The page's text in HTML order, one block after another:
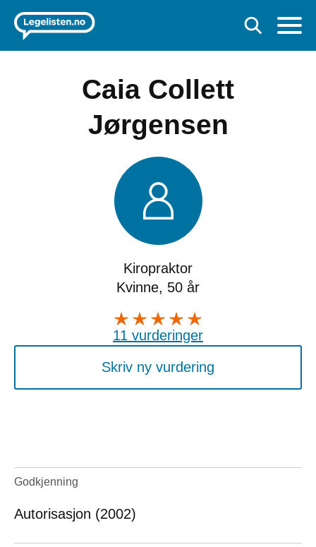
Caia Collett
Jørgensen
Kiropraktor
Kvinne, 50 år
11 vurderinger
Skriv ny vurdering
Godkjenning
Autorisasjon (2002)